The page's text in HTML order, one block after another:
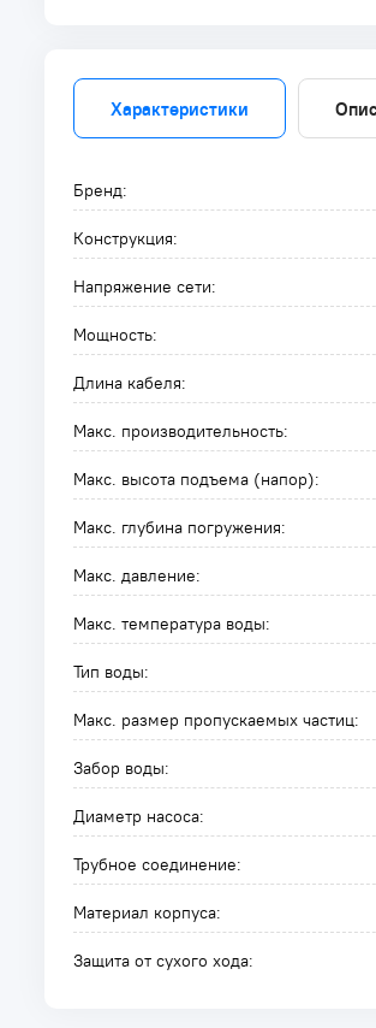
Характеристики
Бренд:
Конструкция:
Напряжение сети:
Мощность:
Длина кабеля:
Макс. производительность:
Макс. высота подъема (напор):
Макс. глубина погружения:
Макс. давление:
Макс. температура воды:
Тип воды:
Макс. размер пропускаемых частиц:
Забор воды:
Диаметр насоса:
Трубное соединение:
Материал корпуса:
Защита от сухого хода: